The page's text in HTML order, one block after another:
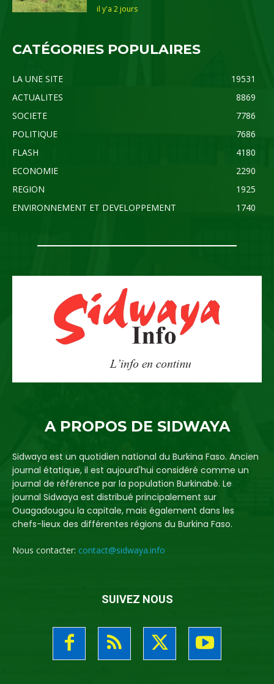
il y'a 2 jours
CATÉGORIES POPULAIRES
LA UNE SITE
19531
ACTUALITES
8869
SOCIETE
7786
POLITIQUE
7686
FLASH
4180
ECONOMIE
2290
REGION
1925
ENVIRONNEMENT ET DEVELOPPEMENT
1740
A PROPOS DE SIDWAYA
Sidwaya est un quotidien national du Burkina Faso. Ancien
journal étatique, il est aujourd'hui considéré comme un
journal de référence par la population Burkinabè. Le
journal Sidwaya est distribué principalement sur
Ouagadougou la capitale, mais également dans les
chefs-lieux des différentes régions du Burkina Faso.
Nous contacter: contact@sidwaya.info
SUIVEZ NOUS